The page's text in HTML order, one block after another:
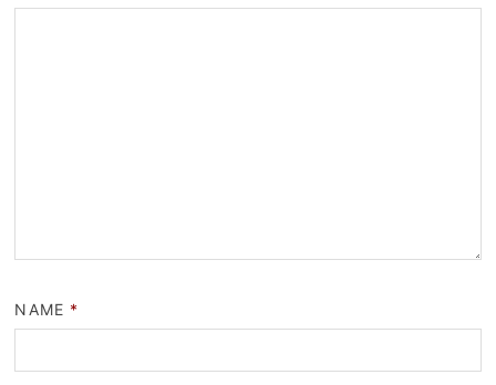
NAME *